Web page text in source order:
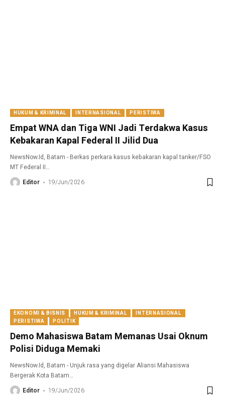
HUKUM & KRIMINAL INTERNASIONAL PERISTIWA
Empat WNA dan Tiga WNI Jadi Terdakwa Kasus
Kebakaran Kapal Federal II Jilid Dua
NewsNow.Id, Batam - Berkas perkara kasus kebakaran kapal tanker/FSO
MT Federal II…
Editor
19/Jun/2026
EKONOMI & BISNIS HUKUM & KRIMINAL
INTERNASIONAL
PERISTIWA
POLITIK
Demo Mahasiswa Batam Memanas Usai Oknum
Polisi Diduga Memaki
NewsNow.Id, Batam - Unjuk rasa yang digelar Aliansi Mahasiswa
Bergerak Kota Batam…
Editor
19/Jun/2026